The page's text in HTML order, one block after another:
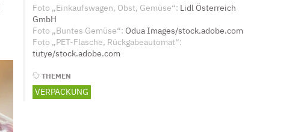
Foto „Einkaufswagen, Obst, Gemüse“: Lidl Österreich
GmbH
Foto „Buntes Gemüse“: Odua Images/stock.adobe.com
Foto „PET-Flasche, Rückgabeautomat“:
tutye/stock.adobe.com
THEMEN
VERPACKUNG